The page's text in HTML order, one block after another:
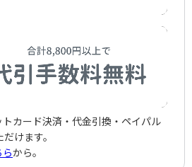
カード決済・代金引換・ペイパル
けます。
らから。